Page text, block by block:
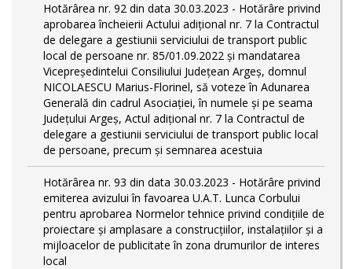
Hotărârea nr. 92 din data 30.03.2023 - Hotărâre privind
aprobarea încheierii Actului adițional nr. 7 la Contractul
de delegare a gestiunii serviciului de transport public
local de persoane nr. 85/01.09.2022 și mandatarea
Vicepreședintelui Consiliului Județean Argeș, domnul
NICOLAESCU Marius-Florinel, să voteze în Adunarea
Generală din cadrul Asociației, în numele și pe seama
Județului Argeș, Actul adițional nr. 7 la Contractul de
delegare a gestiunii serviciului de transport public local
de persoane, precum și semnarea acestuia
Hotărârea nr. 93 din data 30.03.2023 - Hotărâre privind
emiterea avizului în favoarea U.A.T. Lunca Corbului
pentru aprobarea Normelor tehnice privind condiţiile de
proiectare şi amplasare a construcţiilor, instalaţiilor şi a
mijloacelor de publicitate în zona drumurilor de interes
local